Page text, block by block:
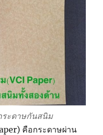
ระดาษกันสนิม
คือกระดาษผ่าน